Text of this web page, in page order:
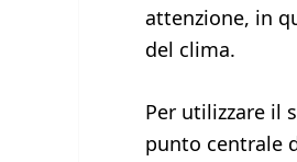
attenzione, in
del clima.
Per utilizzare il
punto centrale